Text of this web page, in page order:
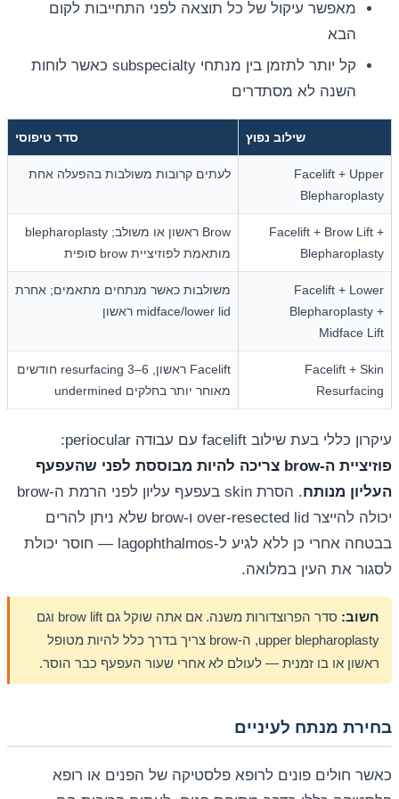
מאפשר עיקול של כל תוצאה לפני התחייבות לקום
הבא
קל יותר לתזמן בין מנתחי subspecialty כאשר לוחות
השנה לא מסתדרים
שילוב נפוץ סדר טיפוסי
Facelift + Upper
Blepharoplasty
לעתים קרובות משולבות בהפעלה אחת
Facelift + Brow Lift +
Blepharoplasty
Brow ראשון או משולב; blepharoplasty
מותאמת לפוזיציית brow סופית
Facelift + Lower
Blepharoplasty +
Midface Lift
משולבות כאשר מנתחים מתאמים; אחרת
midface/lower lid ראשון
Facelift + Skin
Resurfacing
Facelift ראשון, resurfacing 3–6 חודשים
מאוחר יותר בחלקים undermined
עיקרון כללי בעת שילוב facelift עם עבודה periocular:
פוזיציית ה-brow צריכה להיות מבוססת לפני שהעפעף
העליון מנותח
. הסרת skin בעפעף עליון לפני הרמת ה-brow
יכולה להייצר over-resected lid ו-brow שלא ניתן להרים
בבטחה אחרי כן ללא לגיע ל-lagophthalmos — חוסר יכולת
לסגור את העין במלואה.
חשוב:
סדר הפרוצדורות משנה. אם אתה שוקל גם brow lift וגם
upper blepharoplasty, ה-brow צריך בדרך כלל להיות מטופל
ראשון או בו זמנית — לעולם לא אחרי שעור העפעף כבר הוסר.
בחירת מנתח לעיניים
כאשר חולים פונים לרופא פלסטיקה של הפנים או רופא